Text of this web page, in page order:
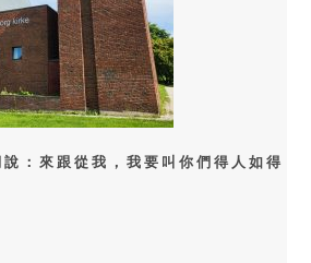
： 來 跟 從 我 ， 我 要 叫 你 們 得 人 如 得